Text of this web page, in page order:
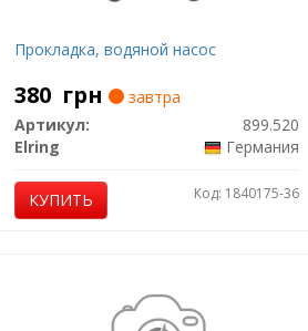
Прокладка, водяной насос
380 грн
завтра
Артикул:
899.520
Elring
Германия
КУПИТЬ Код: 1840175-36